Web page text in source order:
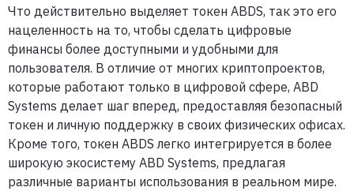
Что действительно выделяет токен ABDS, так это его
нацеленность на то, чтобы сделать цифровые
финансы более доступными и удобными для
пользователя. В отличие от многих криптопроектов,
которые работают только в цифровой сфере, ABD
Systems делает шаг вперед, предоставляя безопасный
токен и личную поддержку в своих физических офисах.
Кроме того, токен ABDS легко интегрируется в более
широкую экосистему ABD Systems, предлагая
различные варианты использования в реальном мире.